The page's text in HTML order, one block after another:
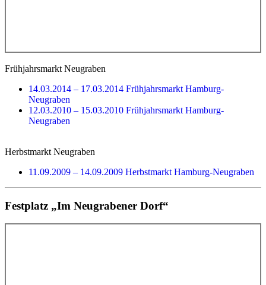
Frühjahrsmarkt Neugraben
14.03.2014 – 17.03.2014 Frühjahrsmarkt Hamburg-
Neugraben
12.03.2010 – 15.03.2010 Frühjahrsmarkt Hamburg-
Neugraben
Herbstmarkt Neugraben
11.09.2009 – 14.09.2009 Herbstmarkt Hamburg-Neugraben
Festplatz „Im Neugrabener Dorf“